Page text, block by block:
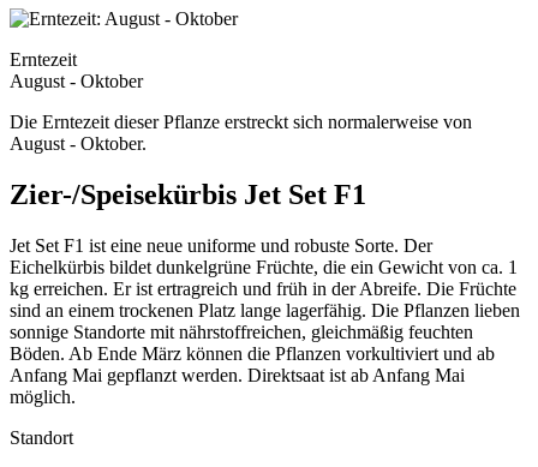
Erntezeit
August - Oktober
Die Erntezeit dieser Pflanze erstreckt sich normalerweise von
August - Oktober.
Zier-/Speisekürbis Jet Set F1
Jet Set F1 ist eine neue uniforme und robuste Sorte. Der
Eichelkürbis bildet dunkelgrüne Früchte, die ein Gewicht von ca. 1
kg erreichen. Er ist ertragreich und früh in der Abreife. Die Früchte
sind an einem trockenen Platz lange lagerfähig. Die Pflanzen lieben
sonnige Standorte mit nährstoffreichen, gleichmäßig feuchten
Böden. Ab Ende März können die Pflanzen vorkultiviert und ab
Anfang Mai gepflanzt werden. Direktsaat ist ab Anfang Mai
möglich.
Standort